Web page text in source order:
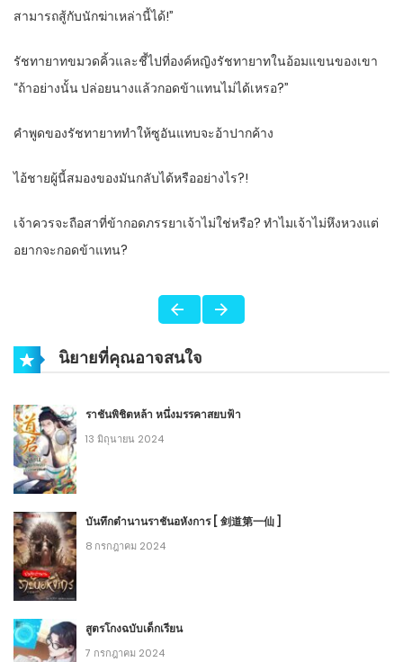
สามารถสู้กับนักฆ่าเหล่านี้ได้!”
รัชทายาทขมวดคิ้วและชี้ไปที่องค์หญิงรัชทายาทในอ้อมแขนของเขา
“ถ้าอย่างนั้น ปล่อยนางแล้วกอดข้าแทนไม่ได้เหรอ?”
คำพูดของรัชทายาททำให้ซูอันแทบจะอ้าปากค้าง
ไอ้ชายผู้นี้สมองของมันกลับได้หรืออย่างไร?!
เจ้าควรจะถือสาที่ข้ากอดภรรยาเจ้าไม่ใช่หรือ? ทำไมเจ้าไม่หึงหวงแต่
อยากจะกอดข้าแทน?
นิยายที่คุณอาจสนใจ
ราชันพิชิตหล้า หนึ่งมรรคาสยบฟ้า
13 มิถุนายน 2024
บันทึกตำนานราชันอหังการ [ 剑道第一仙 ]
8 กรกฎาคม 2024
สูตรโกงฉบับเด็กเรียน
7 กรกฎาคม 2024